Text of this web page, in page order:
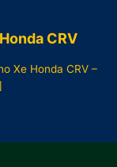
CRV
Xe Honda CRV –